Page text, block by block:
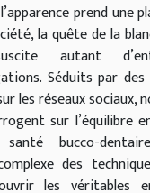
prend une
la quête de la
autant
Séduits par
les réseaux sociaux,
sur l’équilibre
bucco-
des
les véritables